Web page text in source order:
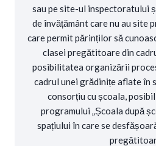
sau pe site-ul inspectoratului
de învățământ care nu au site
care permit părinților să
clasei pregătitoare din
posibilitatea organizării
cadrul unei grădinițe aflate în
consorțiu cu școala,
programului „Școala după
spațiului în care se